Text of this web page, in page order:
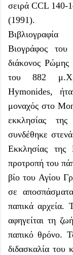
σειρά CCL 140-
(1991).
Βιβλιογραφία
Βιογράφος
διάκονος Ρώμης
του 882
Hymonides,
μοναχός στο
εκκλησίας
συνδέθηκε
Εκκλησίας
προτροπή του
βίο του Αγίου
σε
παπικά αρχεία.
αφηγείται τη
παπικό θρόνο.
διδασκαλία του